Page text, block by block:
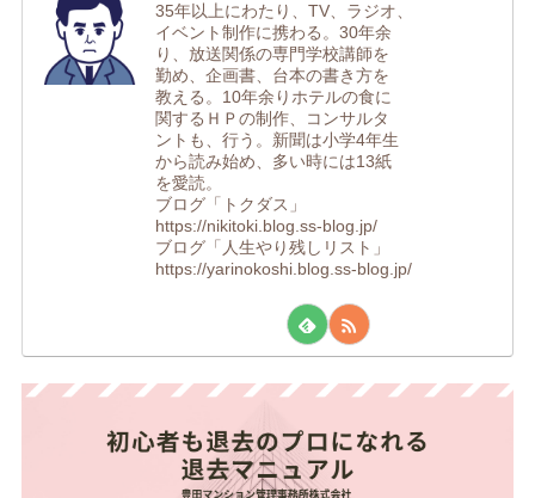
35年以上にわたり、TV、ラジオ、
イベント制作に携わる。30年余
り、放送関係の専門学校講師を
勤め、企画書、台本の書き方を
教える。10年余りホテルの食に
関するＨＰの制作、コンサルタ
ントも、行う。新聞は小学4年生
から読み始め、多い時には13紙
を愛読。
ブログ「トクダス」
https://nikitoki.blog.ss-blog.jp/
ブログ「人生やり残しリスト」
https://yarinokoshi.blog.ss-blog.jp/